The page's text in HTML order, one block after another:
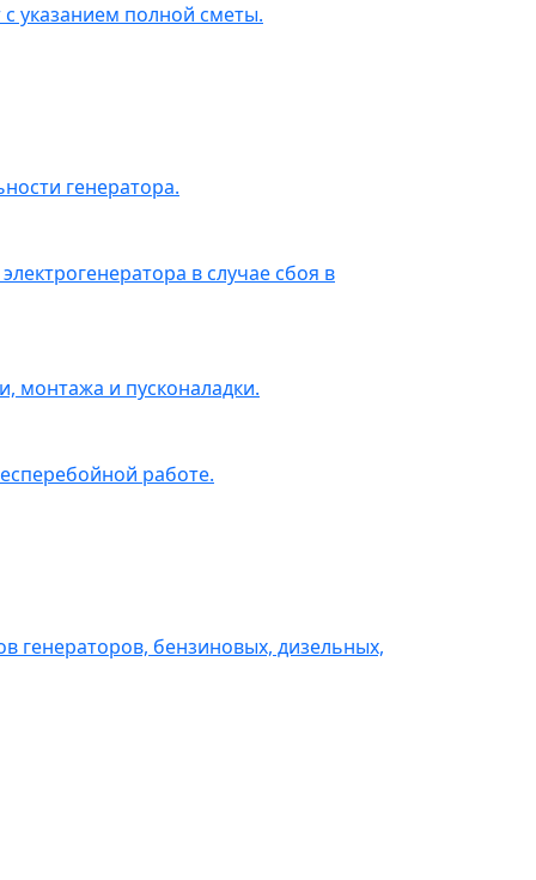
указанием полной сметы.
генератора.
в случае сбоя в
монтажа и пусконаладки.
работе.
генераторов, бензиновых, дизельных,